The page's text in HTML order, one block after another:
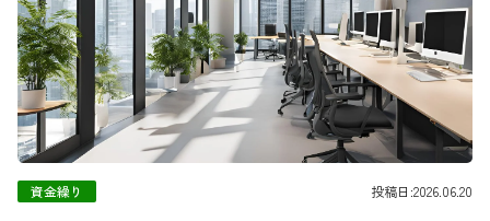
資金繰り 投稿日:2026.06.20